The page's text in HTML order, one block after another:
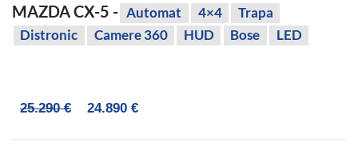
MAZDA CX-5 - Automat 4×4
Trapa
Distronic
Camere 360 HUD Bose LED
25.290 € 24.890 €